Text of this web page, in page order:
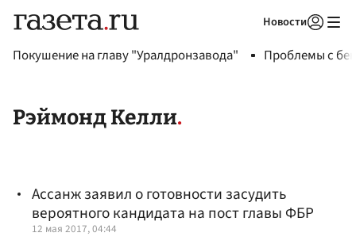
Новости
Покушение на главу "Уралдронзавода" Проблемы с
Рэймонд Келли
Ассанж заявил о готовности засудить
вероятного кандидата на пост главы ФБР
12 мая 2017, 04:44